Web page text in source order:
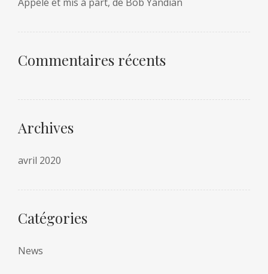
Commentaires récents
Archives
avril 2020
Catégories
News